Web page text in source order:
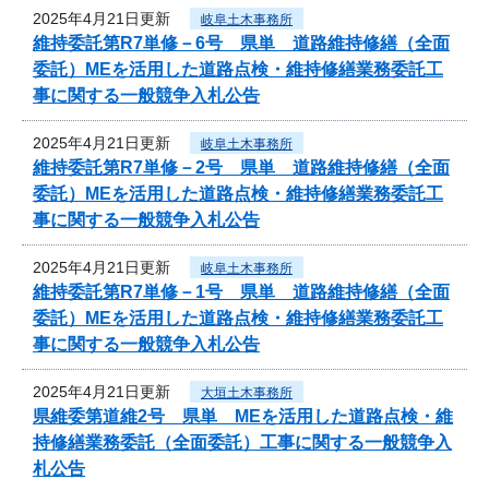
2025年4月21日更新 岐阜土木事務所
維持委託第R7単修－6号 県単 道路維持修繕（全面
委託）MEを活用した道路点検・維持修繕業務委託工
事に関する一般競争入札公告
2025年4月21日更新 岐阜土木事務所
維持委託第R7単修－2号 県単 道路維持修繕（全面
委託）MEを活用した道路点検・維持修繕業務委託工
事に関する一般競争入札公告
2025年4月21日更新 岐阜土木事務所
維持委託第R7単修－1号 県単 道路維持修繕（全面
委託）MEを活用した道路点検・維持修繕業務委託工
事に関する一般競争入札公告
2025年4月21日更新 大垣土木事務所
県維委第道維2号 県単 MEを活用した道路点検・維
持修繕業務委託（全面委託）工事に関する一般競争入
札公告